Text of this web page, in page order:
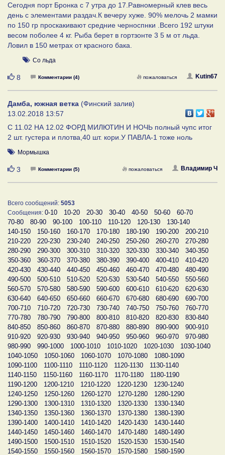
Сегодня порт Бронка с 7 утра до 17.Равномерный клев весь
день с элементами раздач.К вечеру хуже. 90% мелочь 2 мамки
по 150 гр проскакивают средние черноспнки .Всего 192 штуки
весом поболее 4 кг. Рыба берет в гортзонте 3 5 м от льда.
Ловил в 150 метрах от красного бака.
Со льда
Нравится
8 Комментарии (4) Kutin67
пожаловаться
Дамба, южная ветка (Финский залив)
13.02.2018 13:57
С 11.02 НА 12.02 ФОРД МИЛЮТИН И НОЧЬ полный чупс итог
2 шт. густера и плотва,40 шт. кори.У ПАВЛА-1 тоже ноль
Мормышка
Нравится
3 Комментарии (5) Владимир Ч
пожаловаться
Всего сообщений: 5053
Сообщения: 0-10 10-20 20-30 30-40 40-50 50-60
60-70
70-80
80-90 90-100 100-110 110-120 120-130
130-140
140-150
150-160 160-170 170-180 180-190 190-200
200-210
210-220
220-230 230-240 240-250 250-260 260-270
270-280
280-290
290-300 300-310 310-320 320-330 330-340
340-350
350-360
360-370 370-380 380-390 390-400 400-410
410-420
420-430
430-440 440-450 450-460 460-470 470-480
480-490
490-500
500-510 510-520 520-530 530-540 540-550
550-560
560-570
570-580 580-590 590-600 600-610 610-620
620-630
630-640
640-650 650-660 660-670 670-680 680-690
690-700
700-710
710-720 720-730 730-740 740-750 750-760
760-770
770-780
780-790 790-800 800-810 810-820 820-830
830-840
840-850
850-860 860-870 870-880 880-890 890-900
900-910
910-920
920-930 930-940 940-950 950-960 960-970
970-980
980-990
990-1000 1000-1010 1010-1020 1020-1030
1030-1040
1040-1050
1050-1060 1060-1070 1070-1080
1080-1090
1090-1100
1100-1110 1110-1120 1120-1130
1130-1140
1140-1150
1150-1160 1160-1170 1170-1180
1180-1190
1190-1200
1200-1210 1210-1220 1220-1230
1230-1240
1240-1250
1250-1260 1260-1270 1270-1280
1280-1290
1290-1300
1300-1310 1310-1320 1320-1330
1330-1340
1340-1350
1350-1360 1360-1370 1370-1380
1380-1390
1390-1400
1400-1410 1410-1420 1420-1430
1430-1440
1440-1450
1450-1460 1460-1470 1470-1480
1480-1490
1490-1500
1500-1510 1510-1520 1520-1530
1530-1540
1540-1550
1550-1560 1560-1570 1570-1580 1580-1590